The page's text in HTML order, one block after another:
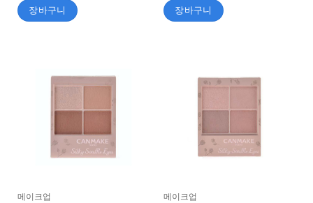
장바구니 장바구니
메이크업 메이크업